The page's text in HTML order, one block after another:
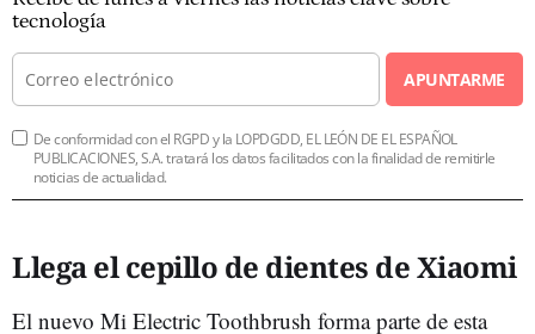
tecnología
APUNTARME
De conformidad con el RGPD y la LOPDGDD, EL LEÓN DE EL ESPAÑOL
PUBLICACIONES, S.A. tratará los datos facilitados con la finalidad de remitirle
noticias de actualidad.
Llega el cepillo de dientes de Xiaomi
El nuevo Mi Electric Toothbrush forma parte de esta